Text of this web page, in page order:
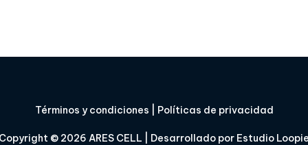
Términos y condiciones Políticas de privacidad
Copyright © 2026 ARES CELL | Desarrollado por Estudio